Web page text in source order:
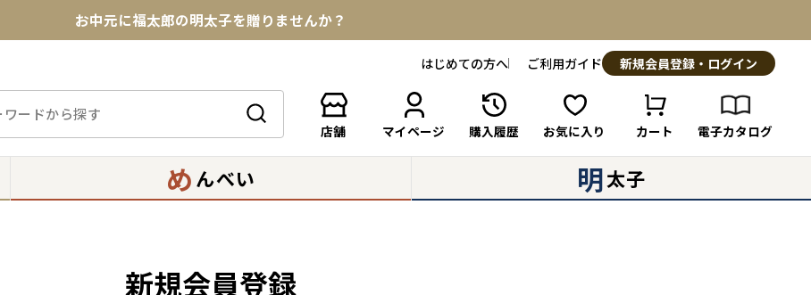
お中元に福太郎の明太子を贈りませんか？
【色々な味を試したい方へ】ポストイン！めんべい
送料全国一律770円！10,800円以上で送料無料
はじめての方へ ご利用ガイド 新規会員登録・ログイン
店舗 マイページ 購入履歴 お気に入り カート 電子カタログ
め んべい 明太子
新規会員登録